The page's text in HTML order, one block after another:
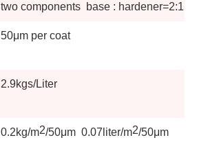
two components base : hardener=2:1
50μm per coat
2.9kgs/Liter
0.2kg/m2/50μm 0.07liter/m2/50μm